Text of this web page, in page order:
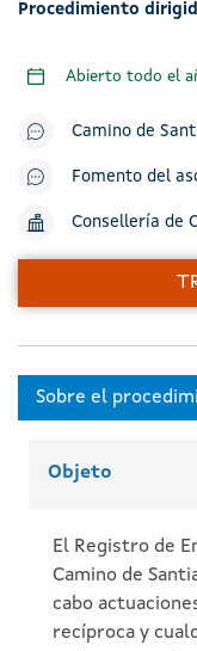
Procedimiento
Abierto todo el
Camino de
Fomento del
Consellería de
Objeto
El Registro de
Camino de
cabo
recíproca y